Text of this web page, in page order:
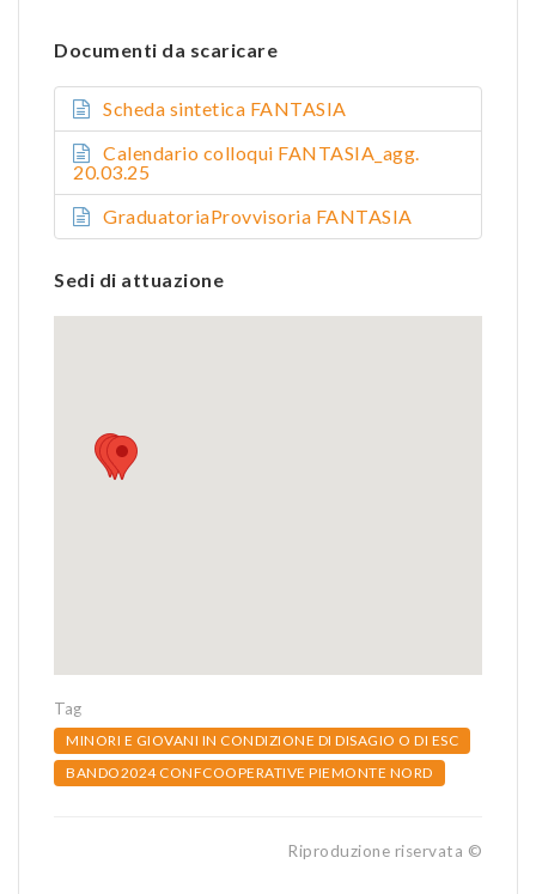
Documenti da scaricare
Scheda sintetica FANTASIA
Calendario colloqui FANTASIA_agg.
20.03.25
GraduatoriaProvvisoria FANTASIA
Sedi di attuazione
Tag
MINORI E GIOVANI IN CONDIZIONE DI DISAGIO O DI ESC
BANDO2024 CONFCOOPERATIVE PIEMONTE NORD
Riproduzione riservata ©